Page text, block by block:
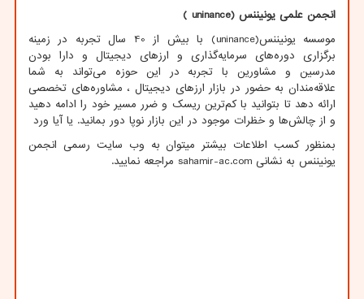
انجمن علمی یونیننس (( uninance
موسسه یونیننس(uninance
) با بیش از 40 سال تجربه در زمینه
برگزاری دوره‌های سرمایه‌گذاری و ارزهای دیجیتال و دارا بودن
مدرسین و مشاورین با تجربه در این حوزه می‌تواند به شما
علاقه‌مندان به حضور در بازار ارزهای دیجیتال ، مشاوره‌های تخصصی
ارائه دهد تا بتوانید با کم‌ترین ریسک و ضرر مسیر خود را ادامه دهید
و از چالش‌ها و خظرات موجود در این بازار نوپا دور بمانید. یا آیا ورد
بمنظور کسب اطلاعات بیشتر میتوان به وب سایت رسمی انجمن
یونیننس به نشانی sahamir-ac.com مراجعه نمایید.